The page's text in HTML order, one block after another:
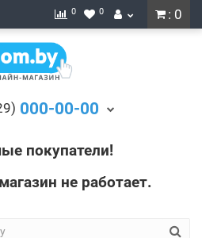
: 0
0 0
000-00-00
покупатели!
не работает.